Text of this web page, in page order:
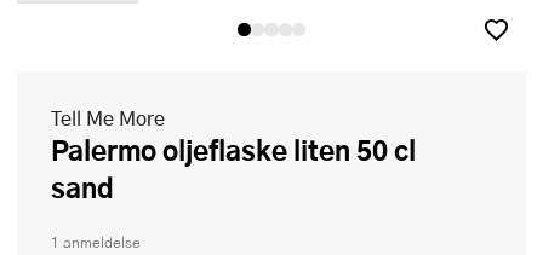
Tell Me More
Palermo oljeflaske liten 50 cl
sand
1 anmeldelse